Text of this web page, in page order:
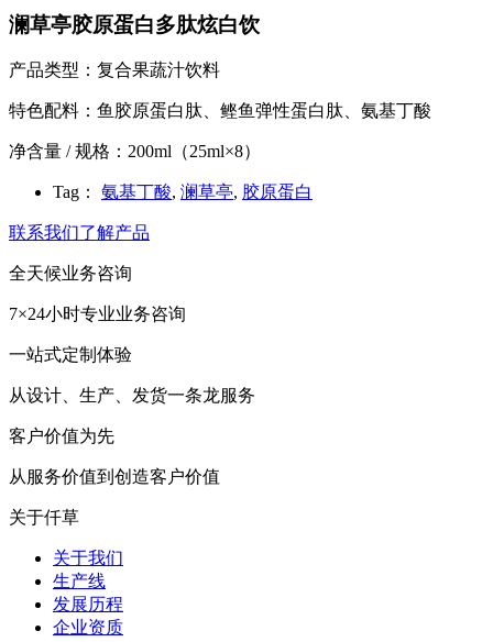
澜草亭胶原蛋白多肽炫白饮
产品类型：复合果蔬汁饮料
特色配料：鱼胶原蛋白肽、鲣鱼弹性蛋白肽、氨基丁酸
净含量 / 规格：200ml（25ml×8）
Tag： 氨基丁酸, 澜草亭, 胶原蛋白
联系我们了解产品
全天候业务咨询
7×24小时专业业务咨询
一站式定制体验
从设计、生产、发货一条龙服务
客户价值为先
从服务价值到创造客户价值
关于仟草
关于我们
生产线
发展历程
企业资质